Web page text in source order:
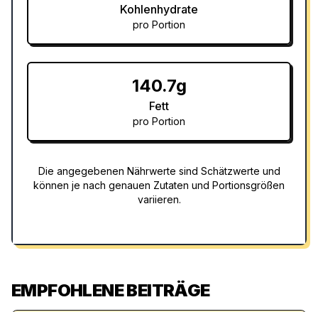
Kohlenhydrate
pro Portion
140.7g
Fett
pro Portion
Die angegebenen Nährwerte sind Schätzwerte und
können je nach genauen Zutaten und Portionsgrößen
variieren.
EMPFOHLENE BEITRÄGE